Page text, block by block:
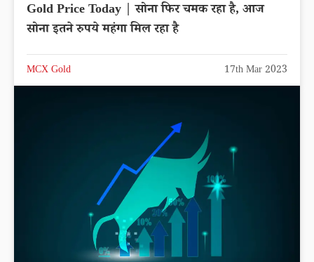
Gold Price Today | सोना फिर चमक रहा है, आज
सोना इतने रुपये महंगा मिल रहा है
MCX Gold 17th Mar 2023